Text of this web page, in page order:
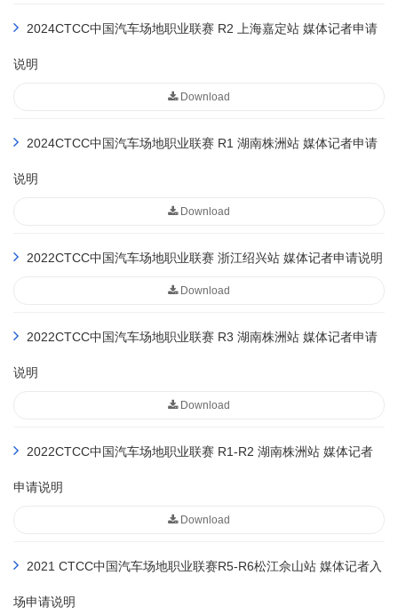
2024CTCC中国汽车场地职业联赛 R2 上海嘉定站 媒体记者申请
说明
Download
2024CTCC中国汽车场地职业联赛 R1 湖南株洲站 媒体记者申请
说明
Download
2022CTCC中国汽车场地职业联赛 浙江绍兴站 媒体记者申请说明
Download
2022CTCC中国汽车场地职业联赛 R3 湖南株洲站 媒体记者申请
说明
Download
2022CTCC中国汽车场地职业联赛 R1-R2 湖南株洲站 媒体记者
申请说明
Download
2021 CTCC中国汽车场地职业联赛R5-R6松江佘山站 媒体记者入
场申请说明